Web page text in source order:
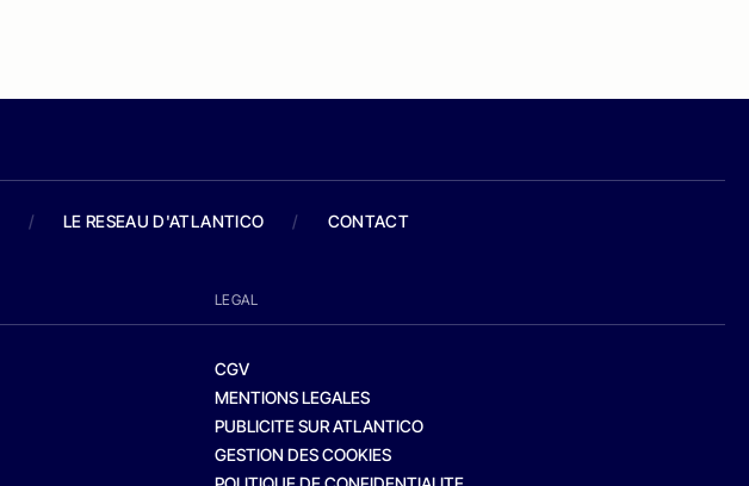
/ LE RESEAU D'ATLANTICO / CONTACT
LEGAL
CGV
MENTIONS LEGALES
PUBLICITE SUR ATLANTICO
GESTION DES COOKIES